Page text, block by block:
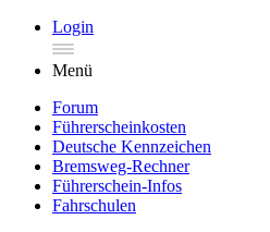
Login
Menü
Forum
Führerscheinkosten
Deutsche Kennzeichen
Bremsweg-Rechner
Führerschein-Infos
Fahrschulen